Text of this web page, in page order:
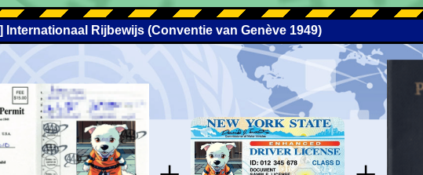
Internationaal Rijbewijs (Conventie van Genève 1949)